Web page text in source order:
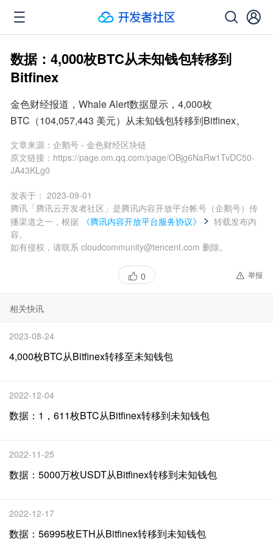
数据：4,000枚BTC从未知钱包转移到
Bitfinex
金色财经报道，Whale Alert数据显示，4,000枚
BTC（104,057,443 美元）从未知钱包转移到Bitfinex。
文章来源： 企鹅号 - 金色财经区块链
原文链接： https://page.om.qq.com/page/OBjg6NaRw1TvDC50-
JA43KLg0
发表于： 2023-09-01
腾讯「腾讯云开发者社区」是腾讯内容开放平台帐号（企鹅号）传
播渠道之一，根据
《腾讯内容开放平台服务协议》
转载发布内
容。
如有侵权，请联系 cloudcommunity@tencent.com 删除。
0 举报
相关快讯
2023-08-24
4,000枚BTC从Bitfinex转移至未知钱包
2022-12-04
数据：1，611枚BTC从Bitfinex转移到未知钱包
2022-11-25
数据：5000万枚USDT从Bitfinex转移到未知钱包
2022-12-17
数据：56995枚ETH从Bitfinex转移到未知钱包